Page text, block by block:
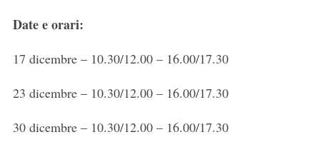
Date e orari:
17 dicembre – 10.30/12.00 – 16.00/17.30
23 dicembre – 10.30/12.00 – 16.00/17.30
30 dicembre – 10.30/12.00 – 16.00/17.30